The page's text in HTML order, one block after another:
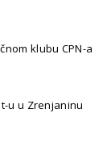
klubu CPN-a
u u Zrenjaninu